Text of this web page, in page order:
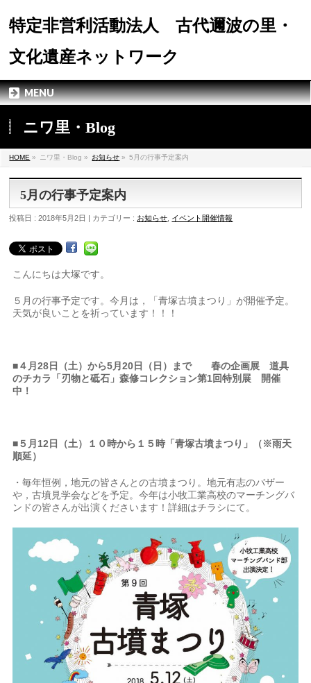
特定非営利活動法人 古代邇波の里・
文化遺産ネットワーク
MENU
ニワ里・Blog
HOME » ニワ里・Blog » お知らせ » 5月の行事予定案内
5月の行事予定案内
投稿日 : 2018年5月2日 | カテゴリー : お知らせ イベント開催情報
こんにちは大塚です。
５月の行事予定です。今月は，「青塚古墳まつり」が開催予定。
天気が良いことを祈っています！！！
■４月28日（土）から5月20日（日）まで
春の企画展 道具
のチカラ「刃物と砥石」森修コレクション第1回特別展 開催
中！
■５月12日（土）１０時から１５時「青塚古墳まつり」（※雨天
順延）
・毎年恒例，地元の皆さんとの古墳まつり。地元有志のバザー
や，古墳見学会などを予定。今年は小牧工業高校のマーチングバ
ンドの皆さんが出演くださいます！詳細はチラシにて。